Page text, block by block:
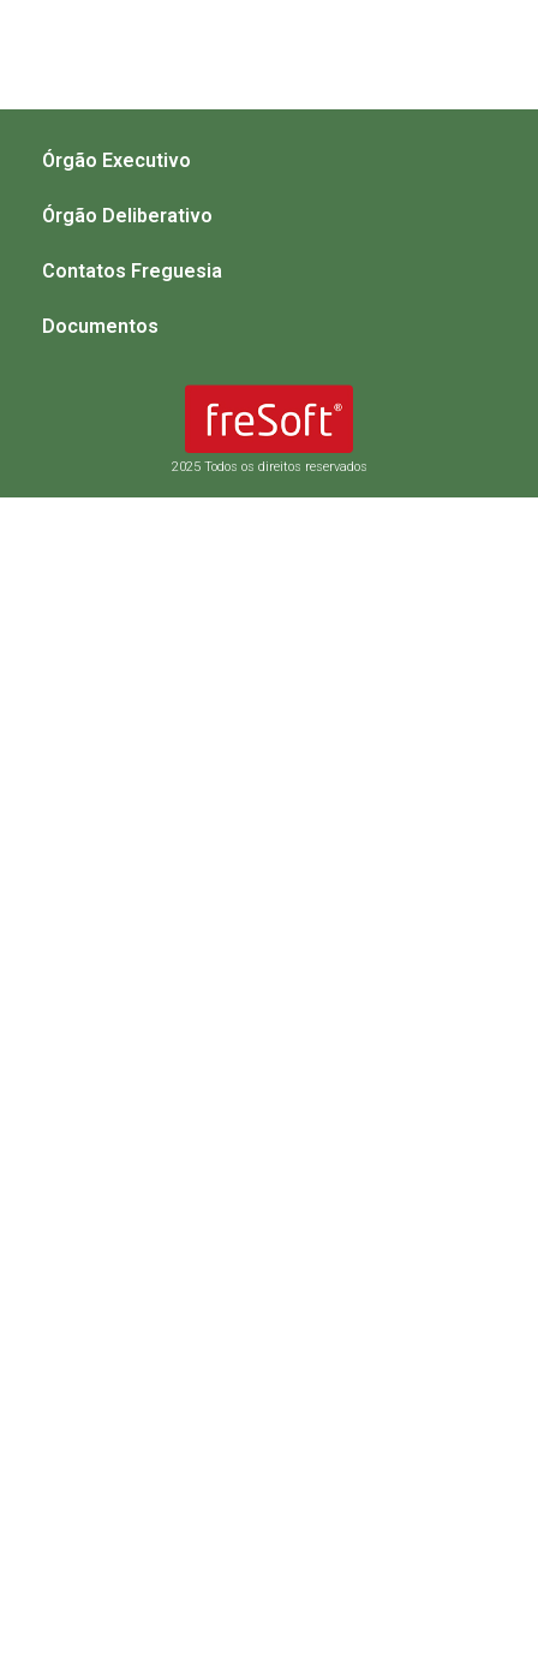
2025 Todos os direitos reservados
Órgão Executivo
Órgão Deliberativo
Contatos Freguesia
Documentos